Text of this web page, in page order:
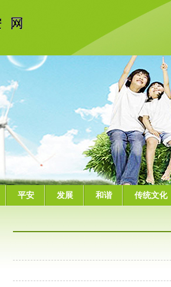
平安 发展 和谐 传统文化